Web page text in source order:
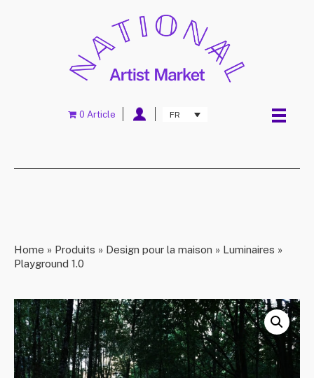
FR
0 Article
Home » Produits » Design pour la maison » Luminaires »
Playground 1.0